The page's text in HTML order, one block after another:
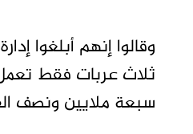
وقالوا إنهم أبلغوا
ثلاث عربات فقط
سبعة ملايين ونصف